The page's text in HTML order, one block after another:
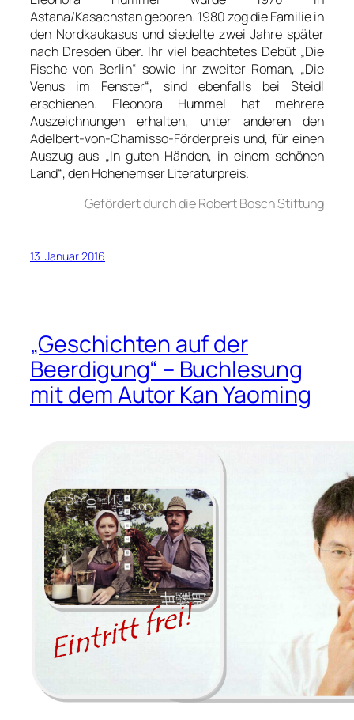
Astana/Kasachstan geboren. 1980 zog die Familie in
den Nordkaukasus und siedelte zwei Jahre später
nach Dresden über. Ihr viel beachtetes Debüt „Die
Fische von Berlin“ sowie ihr zweiter Roman, „Die
Venus im Fenster“, sind ebenfalls bei Steidl
erschienen. Eleonora Hummel hat mehrere
Auszeichnungen erhalten, unter anderen den
Adelbert-von-Chamisso-Förderpreis und, für einen
Auszug aus „In guten Händen, in einem schönen
Land“, den Hohenemser Literaturpreis.
Gefördert durch die Robert Bosch Stiftung
13. Januar 2016
„Geschichten auf der
Beerdigung“ – Buchlesung
mit dem Autor Kan Yaoming